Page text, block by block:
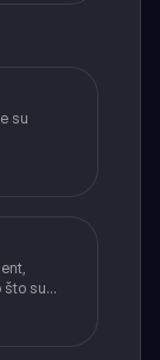
su
što su
kao i